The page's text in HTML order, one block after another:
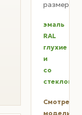
размер.
эмаль
RAL
глухие
и
со
стеклом
Смотреть
модели